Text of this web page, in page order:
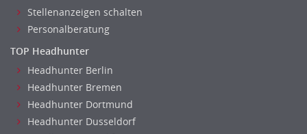
Stellenanzeigen schalten
Personalberatung
TOP Headhunter
Headhunter Berlin
Headhunter Bremen
Headhunter Dortmund
Headhunter Dusseldorf